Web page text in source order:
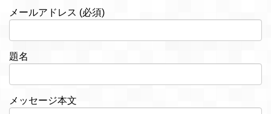
メールアドレス (必須)
題名
メッセージ本文